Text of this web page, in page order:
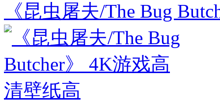
《昆虫屠夫/The Bug